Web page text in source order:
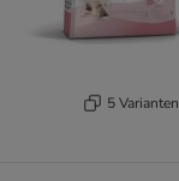
5 Varianten